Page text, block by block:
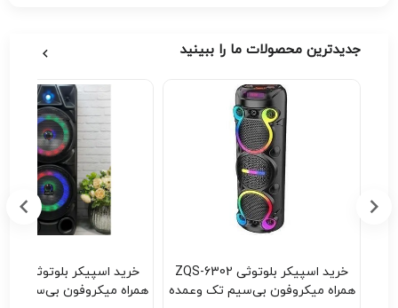
جدیدترین محصولات ما را ببینید
خرید اسپیکر بلوتوثی ZQS-6302
همراه میکروفون بی‌سیم تک وعمده
همراه میکروفون بی‌سیم